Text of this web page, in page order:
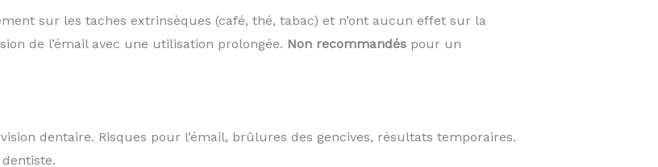
sur les taches extrinsèques (café, thé, tabac) et n’ont aucun effet sur la
de l’émail avec une utilisation prolongée. Non recommandéspour un
dentaire. Risques pour l’émail, brûlures des gencives, résultats temporaires.